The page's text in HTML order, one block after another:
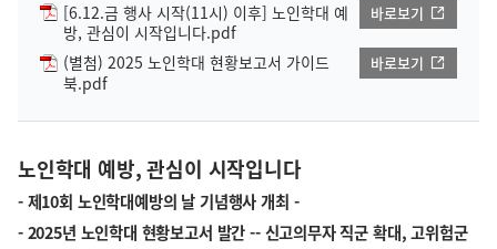
[6.12.금 행사 시작(11시) 이후] 노인학대 예
방, 관심이 시작입니다.pdf
바로보기
(별첨) 2025 노인학대 현황보고서 가이드
북.pdf
바로보기
노인학대 예방, 관심이 시작입니다
- 제10회 노인학대예방의 날 기념행사 개최 -
- 2025년 노인학대 현황보고서 발간 -- 신고의무자 직군 확대, 고위험군